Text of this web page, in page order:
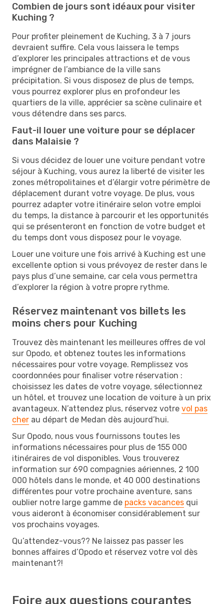
Combien de jours sont idéaux pour visiter
Kuching ?
Pour profiter pleinement de Kuching, 3 à 7 jours
devraient suffire. Cela vous laissera le temps
d’explorer les principales attractions et de vous
imprégner de l’ambiance de la ville sans
précipitation. Si vous disposez de plus de temps,
vous pourrez explorer plus en profondeur les
quartiers de la ville, apprécier sa scène culinaire et
vous détendre dans ses parcs.
Faut-il louer une voiture pour se déplacer
dans Malaisie ?
Si vous décidez de louer une voiture pendant votre
séjour à Kuching, vous aurez la liberté de visiter les
zones métropolitaines et d’élargir votre périmètre de
déplacement durant votre voyage. De plus, vous
pourrez adapter votre itinéraire selon votre emploi
du temps, la distance à parcourir et les opportunités
qui se présenteront en fonction de votre budget et
du temps dont vous disposez pour le voyage.
Louer une voiture une fois arrivé à Kuching est une
excellente option si vous prévoyez de rester dans le
pays plus d’une semaine, car cela vous permettra
d’explorer la région à votre propre rythme.
Réservez maintenant vos billets les
moins chers pour Kuching
Trouvez dès maintenant les meilleures offres de vol
sur Opodo, et obtenez toutes les informations
nécessaires pour votre voyage. Remplissez vos
coordonnées pour finaliser votre réservation :
choisissez les dates de votre voyage, sélectionnez
un hôtel, et trouvez une location de voiture à un prix
avantageux. N’attendez plus, réservez votre vol pas
cher au départ de Medan dès aujourd’hui.
Sur Opodo, nous vous fournissons toutes les
informations nécessaires pour plus de 155 000
itinéraires de vol disponibles. Vous trouverez
information sur 690 compagnies aériennes, 2 100
000 hôtels dans le monde, et 40 000 destinations
différentes pour votre prochaine aventure, sans
oublier notre large gamme de packs vacances qui
vous aideront à économiser considérablement sur
vos prochains voyages.
Qu’attendez-vous?? Ne laissez pas passer les
bonnes affaires d’Opodo et réservez votre vol dès
maintenant?!
Foire aux questions courantes